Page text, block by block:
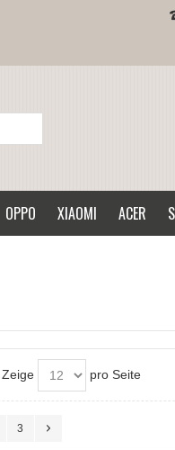
OPPO XIAOMI ACER
Zeige pro Seite
3